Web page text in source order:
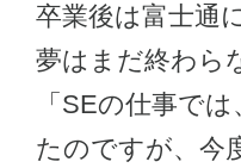
卒業後は富士通
夢はまだ終わら
「SEの仕事で
たのですが、今